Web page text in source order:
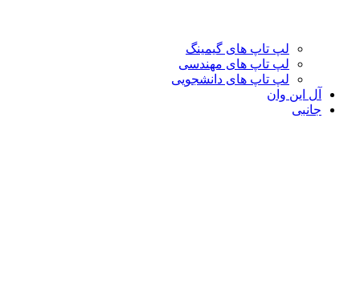
لپ تاپ های گیمینگ
لپ تاپ های مهندسی
لپ تاپ های دانشجویی
آل این وان
جانبی